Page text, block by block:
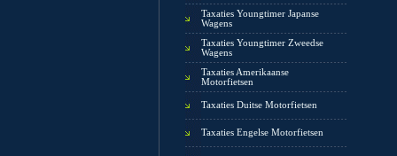
Taxaties Youngtimer Japanse
Wagens
Taxaties Youngtimer Zweedse
Wagens
Taxaties Amerikaanse
Motorfietsen
Taxaties Duitse Motorfietsen
Taxaties Engelse Motorfietsen